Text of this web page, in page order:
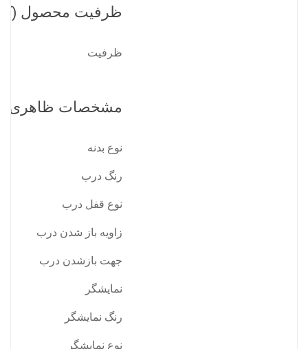
ظرفیت محصول
ظرفیت
مشخصات ظاهری
نوع بدنه
رنگ درب
نوع قفل درب
زاویه باز شدن درب
جهت بازشدن درب
نمایشگر
رنگ نمایشگر
نوع نمایشگر